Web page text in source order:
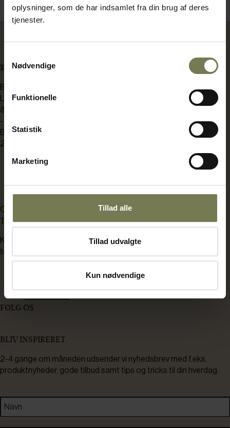
oplysninger, som de har indsamlet fra din brug af deres
tjenester.
Nødvendige
Funktionelle
Statistik
Marketing
Tillad alle
Tillad udvalgte
Kun nødvendige
KONTAKT OS
BENT BRANDT
Langdyssen 7
8200 Aarhus N
-
Bådehavnsgade 2C
2450 København SV
bb@bentbrandt.dk
CVR: 37238910
TEKNISK SERVICE
Kontakt os her hvis du har brug for
teknisk service.
Serviceskema
FØLG OS
BLIV INSPIRERET
2-4 gange om måneden udsender vi nyhedsbrev med f.eks.
produktnyheder, gode tilbud samt tips og tricks til din hverdag.